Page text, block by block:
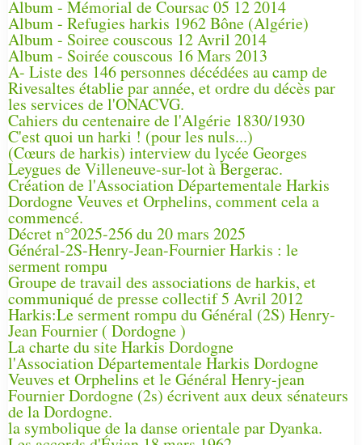
Album - Mémorial de Coursac 05 12 2014
Album - Refugies harkis 1962 Bône (Algérie)
Album - Soiree couscous 12 Avril 2014
Album - Soirée couscous 16 Mars 2013
A- Liste des 146 personnes décédées au camp de
Rivesaltes établie par année, et ordre du décès par
les services de l'ONACVG.
Cahiers du centenaire de l'Algérie 1830/1930
C'est quoi un harki ! (pour les nuls...)
(Cœurs de harkis) interview du lycée Georges
Leygues de Villeneuve-sur-lot à Bergerac.
Création de l'Association Départementale Harkis
Dordogne Veuves et Orphelins, comment cela a
commencé.
Décret n°2025-256 du 20 mars 2025
Général-2S-Henry-Jean-Fournier Harkis : le
serment rompu
Groupe de travail des associations de harkis, et
communiqué de presse collectif 5 Avril 2012
Harkis:Le serment rompu du Général (2S) Henry-
Jean Fournier ( Dordogne )
La charte du site Harkis Dordogne
l'Association Départementale Harkis Dordogne
Veuves et Orphelins et le Général Henry-jean
Fournier Dordogne (2s) écrivent aux deux sénateurs
de la Dordogne.
la symbolique de la danse orientale par Dyanka.